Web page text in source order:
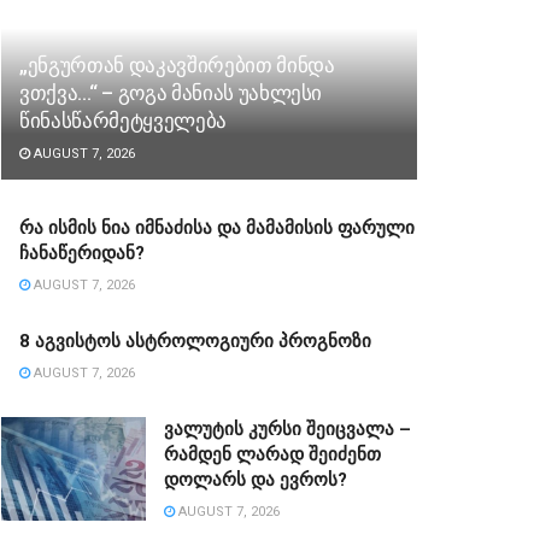
„ენგურთან დაკავშირებით მინდა
ვთქვა…“ – გოგა მანიას უახლესი
წინასწარმეტყველება
AUGUST 7, 2026
რა ისმის ნია იმნაძისა და მამამისის ფარული
ჩანაწერიდან?
AUGUST 7, 2026
8 აგვისტოს ასტროლოგიური პროგნოზი
AUGUST 7, 2026
ვალუტის კურსი შეიცვალა –
რამდენ ლარად შეიძენთ
დოლარს და ევროს?
AUGUST 7, 2026